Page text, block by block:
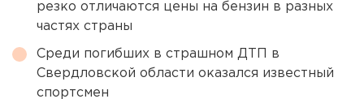
резко отличаются цены на бензин в разных
частях страны
Среди погибших в страшном ДТП в
Свердловской области оказался известный
спортсмен